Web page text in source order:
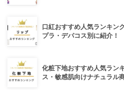
口紅おすすめ人気ランキン
プラ・デパコス別に紹介！
化粧下地おすすめ人気ラン
ス・敏感肌向けナチュラル